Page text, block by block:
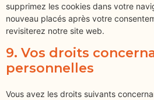
supprimez les cookies dans votre
nouveau placés après votre
revisiterez notre site web.
9. Vos droits
personnelles
Vous avez les droits suivants